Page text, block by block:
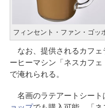
フィンセント・ファン・ゴッ
なお、提供されるカフェ
ーヒーマシン「ネスカフェ
で淹れられる。
名画のラテアートシート